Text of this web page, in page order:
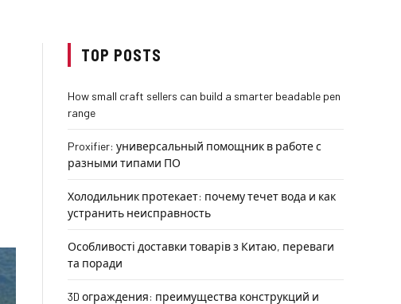
TOP POSTS
How small craft sellers can build a smarter beadable pen
range
Proxifier: универсальный помощник в работе с
разными типами ПО
Холодильник протекает: почему течет вода и как
устранить неисправность
Особливості доставки товарів з Китаю, переваги
та поради
3D ограждения: преимущества конструкций и